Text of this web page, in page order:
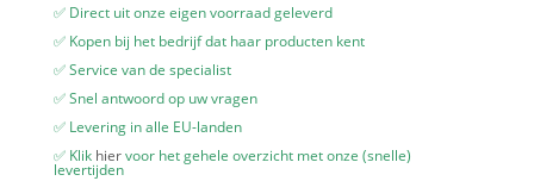
✅ Direct uit onze eigen voorraad geleverd
✅ Kopen bij het bedrijf dat haar producten kent
✅ Service van de specialist
✅ Snel antwoord op uw vragen
✅ Levering in alle EU-landen
✅ Klik hiervoor het gehele overzicht met onze (snelle)
levertijden